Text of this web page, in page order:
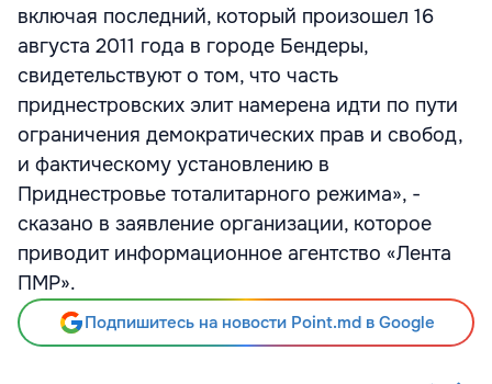
включая последний, который произошел 16
августа 2011 года в городе Бендеры,
свидетельствуют о том, что часть
приднестровских элит намерена идти по пути
ограничения демократических прав и свобод,
и фактическому установлению в
Приднестровье тоталитарного режима», -
сказано в заявление организации, которое
приводит информационное агентство «Лента
ПМР».
Подпишитесь на новости Point.md в Google